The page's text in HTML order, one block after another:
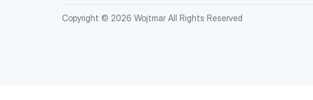
Copyright © 2026 Wojtmar All Rights Reserved